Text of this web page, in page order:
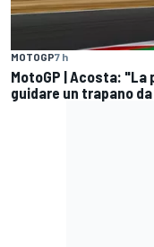
MOTOGP7 h
MotoGP | Acosta: "La
guidare un trapano